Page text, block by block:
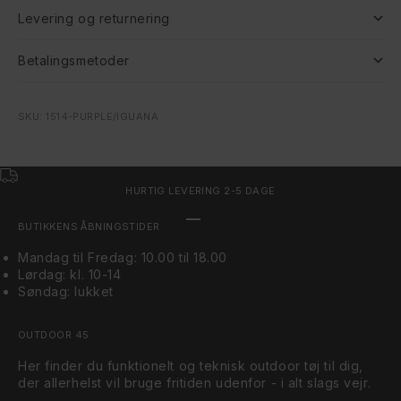
Levering og returnering
Betalingsmetoder
SKU: 1514-PURPLE/IGUANA
HURTIG LEVERING 2-5 DAGE
BUTIKKENS ÅBNINGSTIDER
Mandag til Fredag: 10.00 til 18.00
Lørdag: kl. 10-14
Søndag: lukket
OUTDOOR 45
Her finder du funktionelt og teknisk outdoor tøj til dig,
der allerhelst vil bruge fritiden udenfor - i alt slags vejr.